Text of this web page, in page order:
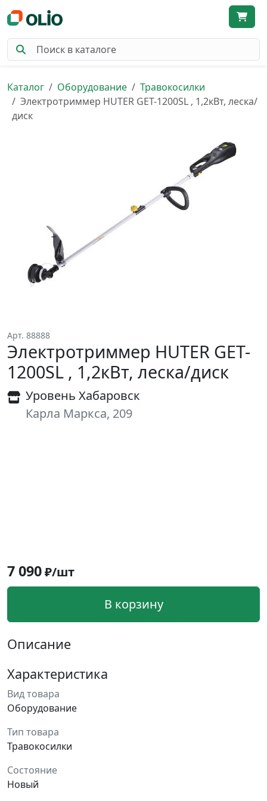
Каталог Оборудование
Травокосилки
Электротриммер HUTER GET-1200SL , 1,2кВт, леска/
диск
Арт. 88888
Электротриммер HUTER GET-
1200SL , 1,2кВт, леска/диск
Уровень Хабаровск
Карла Маркса, 209
7 090₽/шт
В корзину
Описание
Характеристика
Вид товара
Оборудование
Тип товара
Травокосилки
Состояние
Новый